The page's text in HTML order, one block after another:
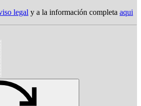
legal y a la información completa aqui